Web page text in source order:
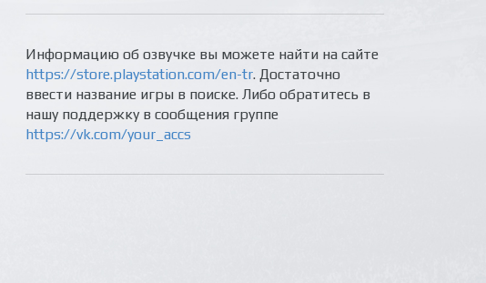
Информацию об озвучке вы можете найти на сайте
https://store.playstation.com/en-tr. Достаточно
ввести название игры в поиске. Либо обратитесь в
нашу поддержку в сообщения группе
https://vk.com/your_accs